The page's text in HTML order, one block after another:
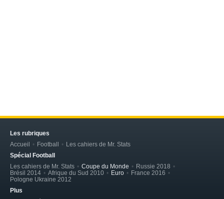
Les rubriques
Accueil
Football
Les cahiers de Mr. Stats
Spécial Football
Les cahiers de Mr. Stats
Coupe du Monde
Russie 2018
Brésil 2014
Afrique du Sud 2010 Euro
France 2016
Pologne Ukraine 2012
Plus